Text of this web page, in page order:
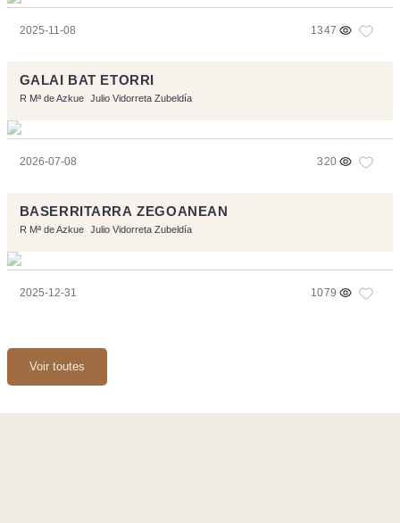
2025-11-08 1347
GALAI BAT ETORRI
R Mª de Azkue Julio Vidorreta Zubeldía
2026-07-08 320
BASERRITARRA ZEGOANEAN
R Mª de Azkue Julio Vidorreta Zubeldía
2025-12-31 1079
Voir toutes